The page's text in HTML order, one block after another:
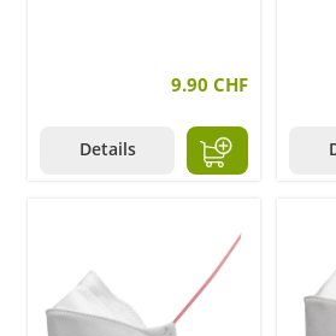
9.90 CHF
Details